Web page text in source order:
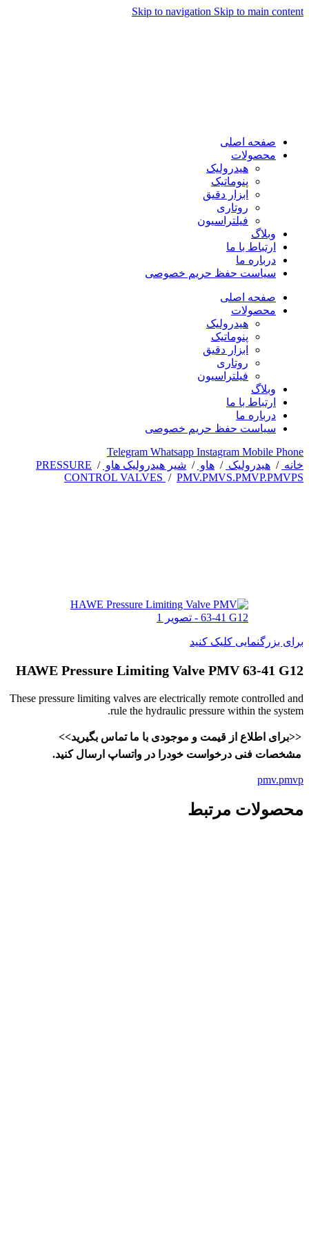
Skip to navigation Skip to main content
صفحه اصلی
محصولات
هیدرولیک
پنوماتیک
ابزار دقیق
روتاری
فیلتراسیون
وبلاگ
ارتباط با ما
درباره ما
سیاست حفظ حریم خصوصی
صفحه اصلی
محصولات
هیدرولیک
پنوماتیک
ابزار دقیق
روتاری
فیلتراسیون
وبلاگ
ارتباط با ما
درباره ما
سیاست حفظ حریم خصوصی
Telegram Whatsapp Instagram Mobile Phone
خانه / هیدرولیک / هاو / شیر هیدرولیک هاو /
PRESSURE
CONTROL VALVES / PMV.PMVS.PMVP.PMVPS
برای بزرگنمایی کلیک کنید
HAWE Pressure Limiting Valve PMV 63-41 G12
These pressure limiting valves are electrically remote controlled and
rule the hydraulic pressure within the system.
<<برای اطلاع از قیمت و موجودی با ما تماس بگیرید>>
مشخصات فنی درخواست خودرا در واتساپ ارسال کنید.
pmv.pmvp
محصولات مرتبط